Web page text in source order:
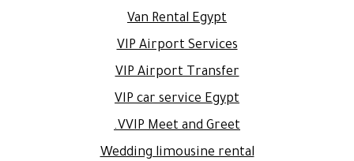
Van Rental Egypt
VIP Airport Services
VIP Airport Transfer
VIP car service Egypt
VVIP Meet and Greet.
Wedding limousine rental